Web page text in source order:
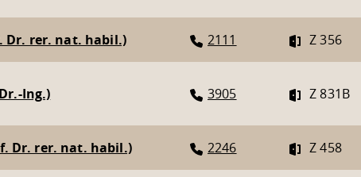
Dr. rer. nat. habil.) 2111 Z 356
Ing.) 3905 Z 831B
Dr. rer. nat. habil.) 2246 Z 458